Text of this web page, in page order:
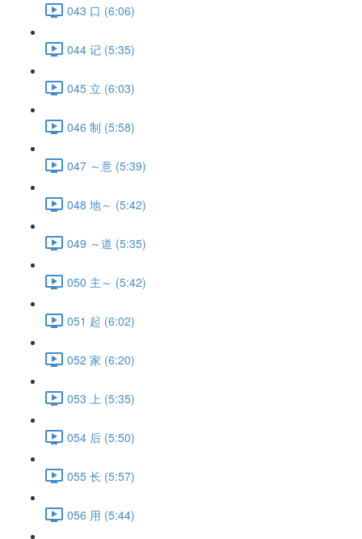
043 口 (6:06)
044 记 (5:35)
045 立 (6:03)
046 制 (5:58)
047 ～意 (5:39)
048 地～ (5:42)
049 ～道 (5:35)
050 主～ (5:42)
051 起 (6:02)
052 家 (6:20)
053 上 (5:35)
054 后 (5:50)
055 长 (5:57)
056 用 (5:44)